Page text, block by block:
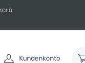
Kundenkonto